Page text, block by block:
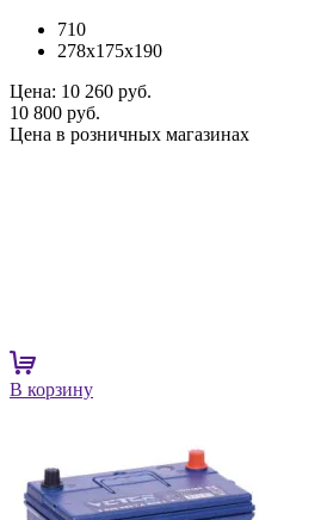
710
278x175x190
Цена: 10 260 руб.
10 800 руб.
Цена в розничных магазинах
В корзину